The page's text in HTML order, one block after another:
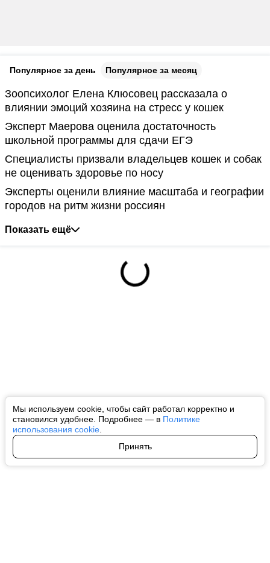
Мы используем cookie, чтобы сайт работал корректно и
становился удобнее. Подробнее — в Политике
использования cookie
Принять
Популярное за день Популярное за месяц
Зоопсихолог Елена Клюсовец рассказала о
влиянии эмоций хозяина на стресс у кошек
Эксперт Маерова оценила достаточность
школьной программы для сдачи ЕГЭ
Специалисты призвали владельцев кошек и собак
не оценивать здоровье по носу
Эксперты оценили влияние масштаба и географии
городов на ритм жизни россиян
Показать ещё